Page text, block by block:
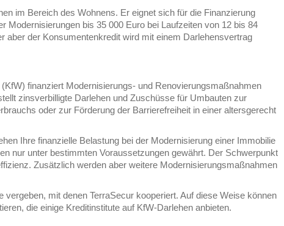
im Bereich des Wohnens. Er eignet sich für die Finanzierung
Modernisierungen bis 35 000 Euro bei Laufzeiten von 12 bis 84
aber der Konsumentenkredit wird mit einem Darlehensvertrag
finanziert Modernisierungs- und Renovierungsmaßnahmen
zinsverbilligte Darlehen und Zuschüsse für Umbauten zur
oder zur Förderung der Barrierefreiheit in einer altersgerecht
Ihre finanzielle Belastung bei der Modernisierung einer Immobilie
nur unter bestimmten Voraussetzungen gewährt. Der Schwerpunkt
Zusätzlich werden aber weitere Modernisierungsmaßnahmen
vergeben, mit denen TerraSecur kooperiert. Auf diese Weise können
die einige Kreditinstitute auf KfW-Darlehen anbieten.